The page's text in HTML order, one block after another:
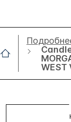
WEST